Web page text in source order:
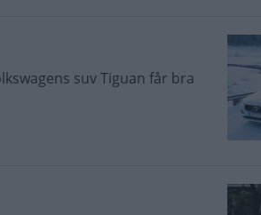
suv Tiguan får bra